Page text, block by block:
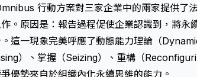
行動方案對三家企業中的兩家提供了
。原因是：報告過程促使企業認識到，將永
這一現象完美呼應了動態能力理論（
）、掌握（Seizing）、重構（
勢來自於組織內化永續思維的能力。